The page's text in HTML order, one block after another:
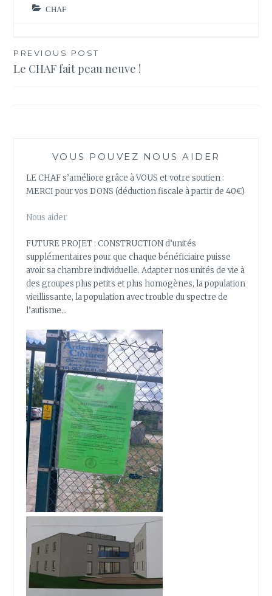
CHAF
Navigation
de
PREVIOUS POST
Le CHAF fait peau neuve !
VOUS POUVEZ NOUS AIDER
LE CHAF s’améliore grâce à VOUS et votre soutien :
MERCI pour vos DONS (déduction fiscale à partir de 40€)
Nous aider
FUTURE PROJET : CONSTRUCTION d’unités
supplémentaires pour que chaque bénéficiaire puisse
avoir sa chambre individuelle. Adapter nos unités de vie à
des groupes plus petits et plus homogènes, la population
vieillissante, la population avec trouble du spectre de
l’autisme…